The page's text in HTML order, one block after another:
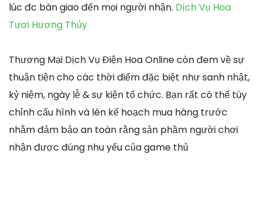
lúc đc bàn giao đến mọi người nhận. Dịch Vụ Hoa
Tươi Hương Thủy
Thương Mại Dịch Vụ Điện Hoa Online còn đem về sự
thuận tiện cho các thời điểm đặc biệt như sanh nhật,
kỷ niệm, ngày lễ & sự kiện tổ chức. Bạn rất có thể tùy
chỉnh cấu hình và lên kế hoạch mua hàng trước
nhằm đảm bảo an toàn rằng sản phầm người chơi
nhận được đúng nhu yếu của game thủ